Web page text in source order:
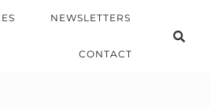
NEWSLETTERS
CONTACT